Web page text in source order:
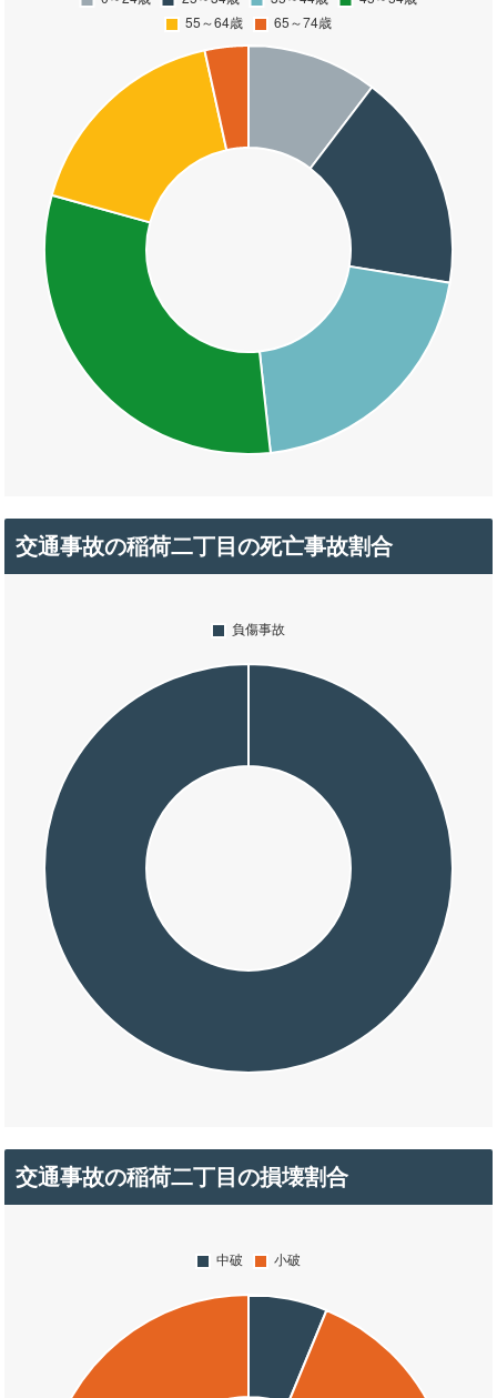
交通事故の稲荷二丁目の死亡事故割合
交通事故の稲荷二丁目の損壊割合